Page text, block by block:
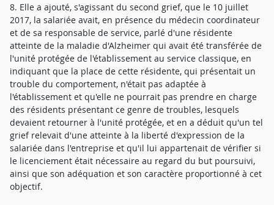
8. Elle a ajouté, s'agissant du second grief, que le 10 juillet
2017, la salariée avait, en présence du médecin coordinateur
et de sa responsable de service, parlé d'une résidente
atteinte de la maladie d'Alzheimer qui avait été transférée de
l'unité protégée de l'établissement au service classique, en
indiquant que la place de cette résidente, qui présentait un
trouble du comportement, n'était pas adaptée à
l'établissement et qu'elle ne pourrait pas prendre en charge
des résidents présentant ce genre de troubles, lesquels
devaient retourner à l'unité protégée, et en a déduit qu'un tel
grief relevait d'une atteinte à la liberté d'expression de la
salariée dans l'entreprise et qu'il lui appartenait de vérifier si
le licenciement était nécessaire au regard du but poursuivi,
ainsi que son adéquation et son caractère proportionné à cet
objectif.